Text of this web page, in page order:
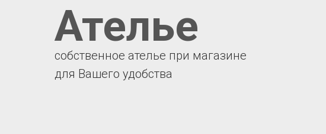
Ателье
собственное ателье при магазине
для Вашего удобства